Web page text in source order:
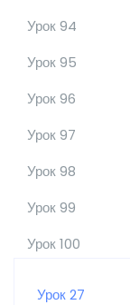
Урок 94
Урок 95
Урок 96
Урок 97
Урок 98
Урок 99
Урок 100
Урок 27